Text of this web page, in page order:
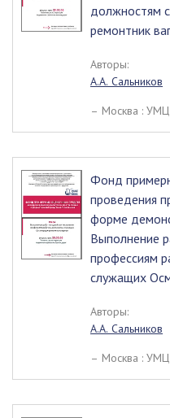
должностям
ремонтник
Авторы:
А.А. Сальников
– Москва :
Фонд
проведения
форме
Выполнение
профессиям
служащих
Авторы:
А.А. Сальников
– Москва :